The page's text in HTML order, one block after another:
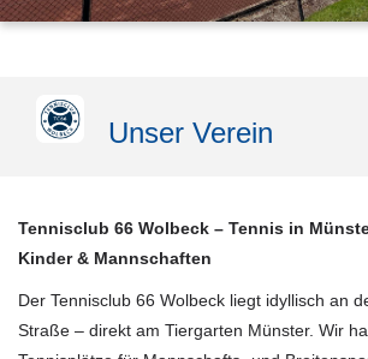
Mannschaften
"Jetzt Mitglied
Unser Verein
Tennisclub 66 Wolbeck – Tennis in
Kinder & Mannschaften
Der Tennisclub 66 Wolbeck liegt idyllisch an
Straße – direkt am Tiergarten Münster. Wir